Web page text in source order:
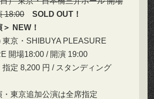
18:00SOLD OUT！
NEW！
東京・SHIBUYA PLEASURE
開場18:00 / 開演 19:00
定 8,200 円 / スタンディング
東京追加公演は全席指定